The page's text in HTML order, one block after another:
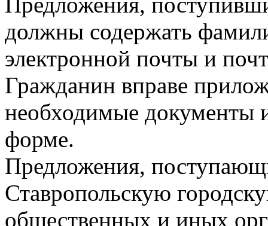
должны содержать
электронной почты и
Гражданин вправе
необходимые документы
форме.
Предложения,
Ставропольскую
общественных и иных